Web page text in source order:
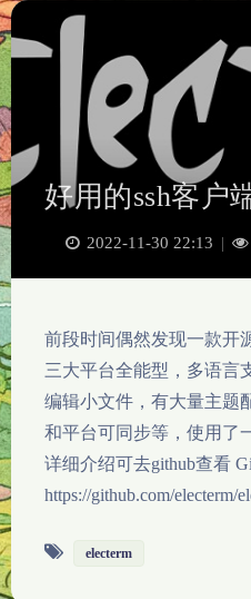
好用的ssh客户
2022-11-30 22:13 |
前段时间偶然发现一款开
三大平台全能型，多语言
编辑小文件，有大量主题
和平台可同步等，使用了
详细介绍可去github查看
https://github.com/electerm/
electerm